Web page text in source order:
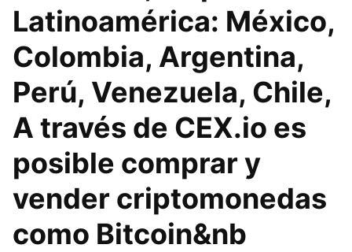
Latinoamérica: México,
Colombia, Argentina,
Perú, Venezuela, Chile,
A través de CEX.io es
posible comprar y
vender criptomonedas
como Bitcoin&nb